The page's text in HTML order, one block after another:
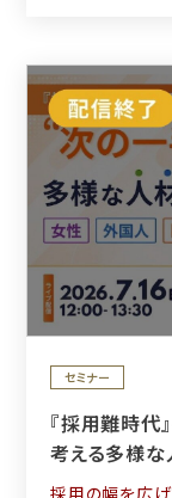
セミナー
『採用難時代
考える多様
採用の幅を広げ